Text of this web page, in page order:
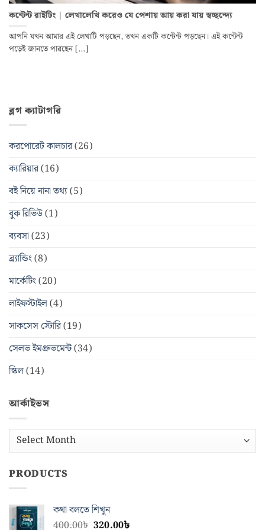
কন্টেন্ট রাইটিং | লেখালেখি করেও যে পেশায় আয় করা যায় স্বচ্ছন্দ্যে
আপনি যখন আমার এই লেখাটি পড়ছেন, তখন একটি কন্টেন্ট পড়ছেন। এই কন্টেন্ট
পড়েই জানতে পারছেন [...]
ব্লগ ক্যাটাগরি
করপোরেট কালচার(26)
ক্যারিয়ার(16)
বই নিয়ে নানা তথ্য(5)
বুক রিভিউ(1)
ব্যবসা(23)
ব্র্যান্ডিং(8)
মার্কেটিং(20)
লাইফস্টাইল(4)
সাকসেস স্টোরি(19)
সেলভ ইমপ্রুভমেন্ট(34)
স্কিল(14)
আর্কাইভস
আর্কাইভস
PRODUCTS
কথা বলতে শিখুন
400.00৳ Original
320.00৳Current